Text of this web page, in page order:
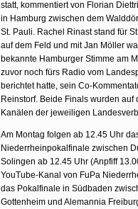
statt, kommentiert von Florian
in Hamburg zwischen dem
St. Pauli. Rachel Rinast stand für
auf dem Feld und mit Jan Möller
bekannte Hamburger Stimme am
zuvor noch fürs Radio vom
berichtet hatte, sein Co-
Reinstorf. Beide Finals wurden auf
Kanälen der jeweiligen
Am Montag folgen ab 12.45 Uhr
Niederrheinpokalfinale zwischen
Solingen ab 12.45 Uhr (Anpfiff
YouTube-Kanal von FuPa
das Pokalfinale in Südbaden
Gottenheim und Alemannia